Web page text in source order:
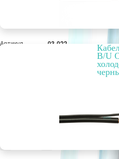
Артикул 03-022
1 992 руб.
B/U